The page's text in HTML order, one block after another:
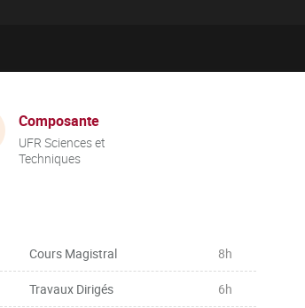
Composante
UFR Sciences et
Techniques
Cours Magistral 8h
Travaux Dirigés 6h